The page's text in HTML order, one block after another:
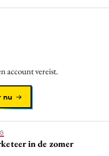
account vereist.
nu
in de zomer